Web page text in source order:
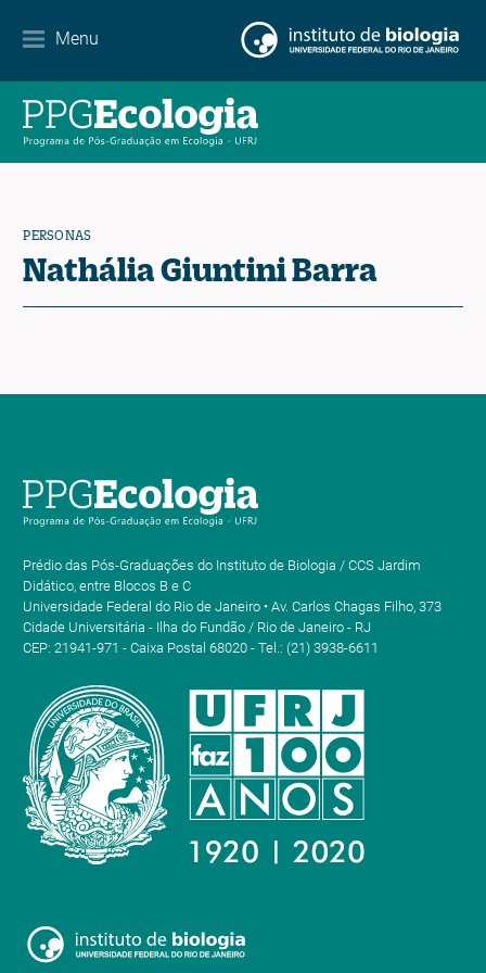
Menu
EN ES PT
PERSONAS
Nathália Giuntini Barra
Prédio das Pós-Graduações do Instituto de Biologia / CCS Jardim
Didático, entre Blocos B e C
Universidade Federal do Rio de Janeiro • Av. Carlos Chagas Filho, 373
Cidade Universitária - Ilha do Fundão / Rio de Janeiro - RJ
CEP: 21941-971 - Caixa Postal 68020 - Tel.: (21) 3938-6611